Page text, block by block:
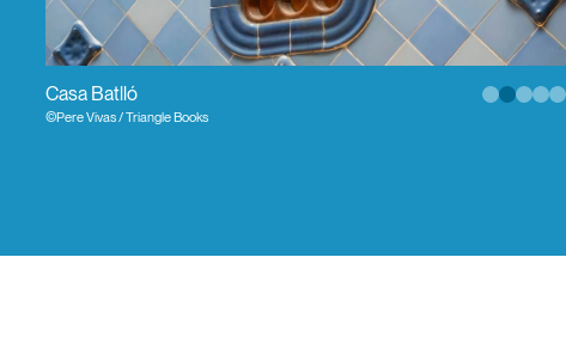
Casa Batlló
©Pere Vivas / Triangle Books
Casa Vicens
©Pere Vivas / Triangle Books